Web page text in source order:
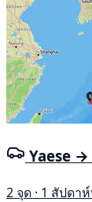
Yaese →
2 จุด · 1 สัปดา